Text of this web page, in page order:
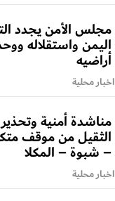
مجلس الأمن يجدد
اليمن واستقلاله
أراضيه
اخبار محلية
مناشدة أمنية
الثقيل من موقف
– شبوة – المكلا
اخبار محلية